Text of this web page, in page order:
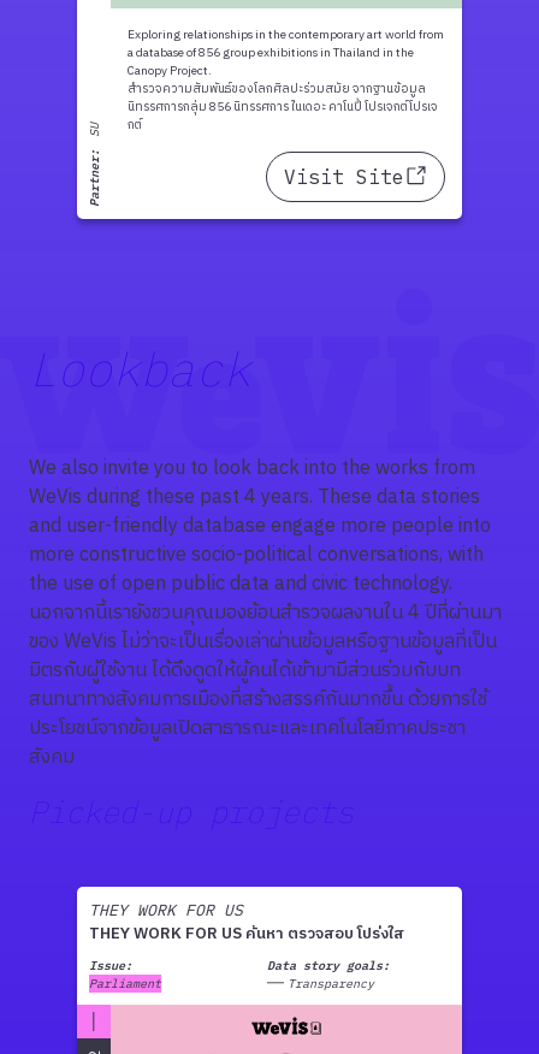
Partner:
SU
Exploring relationships in the contemporary art world from
a database of 856 group exhibitions in Thailand in the
Canopy Project.
สำรวจความสัมพันธ์ของโลกศิลปะร่วมสมัย จากฐานข้อมูล
นิทรรศการกลุ่ม 856 นิทรรศการ ในเดอะ คาโนปี้ โปรเจกต์โปรเจ
กต์
Visit Site
Lookback
We also invite you to look back into the works from
WeVis during these past 4 years. These data stories
and user-friendly database engage more people into
more constructive socio-political conversations, with
the use of open public data and civic technology.
นอกจากนี้เรายังชวนคุณมองย้อนสำรวจผลงานใน 4 ปีที่ผ่านมา
ของ WeVis ไม่ว่าจะเป็นเรื่องเล่าผ่านข้อมูลหรือฐานข้อมูลที่เป็น
มิตรกับผู้ใช้งาน ได้ดึงดูดให้ผู้คนได้เข้ามามีส่วนร่วมกับบท
สนทนาทางสังคมการเมืองที่สร้างสรรค์กันมากขึ้น ด้วยการใช้
ประโยชน์จากข้อมูลเปิดสาธารณะและเทคโนโลยีภาคประชา
สังคม
Picked-up projects
THEY WORK FOR US
THEY WORK FOR US ค้นหา ตรวจสอบ โปร่งใส
Issue:
Parliament
Data story goals:
Transparency